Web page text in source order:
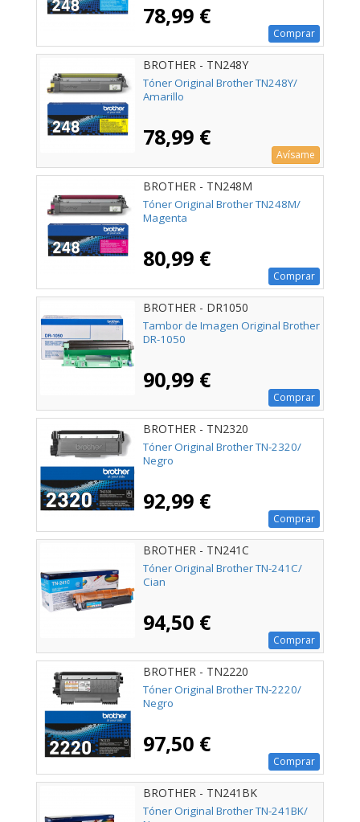
78,99 €
Comprar
BROTHER - TN248Y
Tóner Original Brother TN248Y/
Amarillo
78,99 €
Avísame
BROTHER - TN248M
Tóner Original Brother TN248M/
Magenta
80,99 €
Comprar
BROTHER - DR1050
Tambor de Imagen Original Brother
DR-1050
90,99 €
Comprar
BROTHER - TN2320
Tóner Original Brother TN-2320/
Negro
92,99 €
Comprar
BROTHER - TN241C
Tóner Original Brother TN-241C/
Cian
94,50 €
Comprar
BROTHER - TN2220
Tóner Original Brother TN-2220/
Negro
97,50 €
Comprar
BROTHER - TN241BK
Tóner Original Brother TN-241BK/